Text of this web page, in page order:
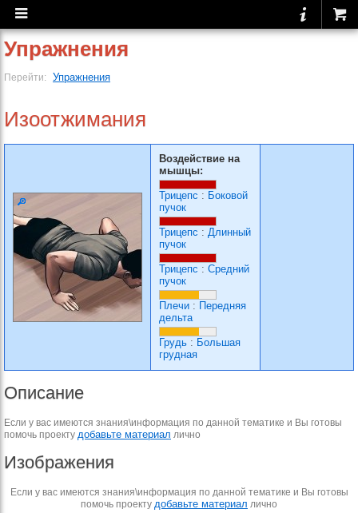
Упражнения
Перейти: Упражнения
Изоотжимания
Воздействие на
мышцы:
Трицепс : Боковой
пучок
Трицепс : Длинный
пучок
Трицепс : Средний
пучок
Плечи : Передняя
дельта
Грудь : Большая
грудная
Описание
Если у вас имеются знания\информация по данной тематике и Вы готовы
помочь проекту добавьте материал лично
Изображения
Если у вас имеются знания\информация по данной тематике и Вы готовы
помочь проекту добавьте материал лично